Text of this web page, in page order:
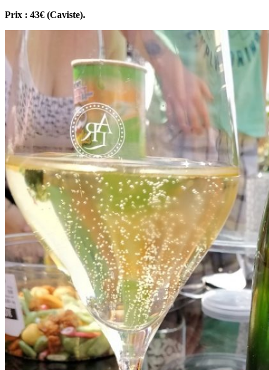
Prix : 43€ (Caviste).